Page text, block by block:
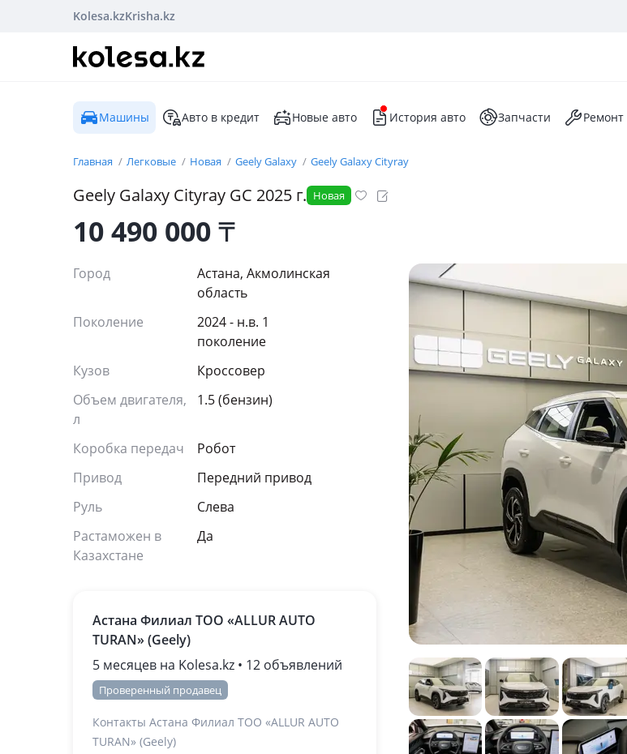
Kolesa.kzKrisha.kz
Машины Авто в кредит Новые авто История авто Запчасти Ремонт
Главная Легковые Новая Geely Galaxy Geely Galaxy Cityray
Geely Galaxy Cityray GC 2025 г. Новая
10 490 000₸
Город
Астана, Акмолинская
область
Поколение
2024 - н.в. 1
поколение
Кузов
Кроссовер
Объем двигателя,
л
1.5 (бензин)
Коробка передач
Робот
Привод
Передний привод
Руль
Слева
Растаможен в
Казахстане
Да
Астана Филиал ТОО «ALLUR AUTO
TURAN» (Geely)
5 месяцев на Kolesa.kz • 12 объявлений
Проверенный продавец
Контакты Астана Филиал ТОО «ALLUR AUTO
TURAN» (Geely)